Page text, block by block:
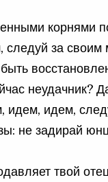
корнями
за
неудачник?
идем, идем,
не задирай
твой